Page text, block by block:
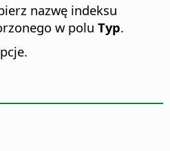
nazwę indeksu
w polu Typ.